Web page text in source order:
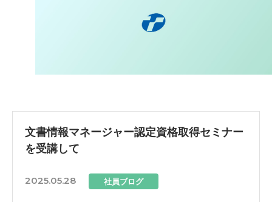
文書情報マネージャー認定資格取得セミナー
を受講して
2025.05.28 社員ブログ